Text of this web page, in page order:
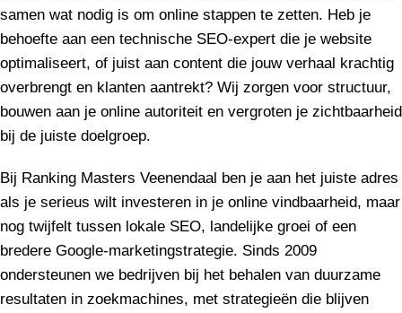
samen wat nodig is om online stappen te zetten. Heb je
behoefte aan een technische SEO-expert die je website
optimaliseert, of juist aan content die jouw verhaal krachtig
overbrengt en klanten aantrekt? Wij zorgen voor structuur,
bouwen aan je online autoriteit en vergroten je zichtbaarheid
bij de juiste doelgroep.
Bij Ranking Masters Veenendaal ben je aan het juiste adres
als je serieus wilt investeren in je online vindbaarheid, maar
nog twijfelt tussen lokale SEO, landelijke groei of een
bredere Google-marketingstrategie. Sinds 2009
ondersteunen we bedrijven bij het behalen van duurzame
resultaten in zoekmachines, met strategieën die blijven